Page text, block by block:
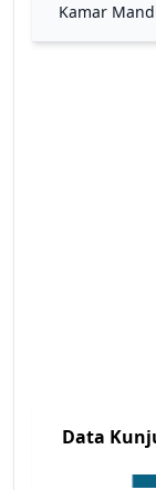
Kamar
Data